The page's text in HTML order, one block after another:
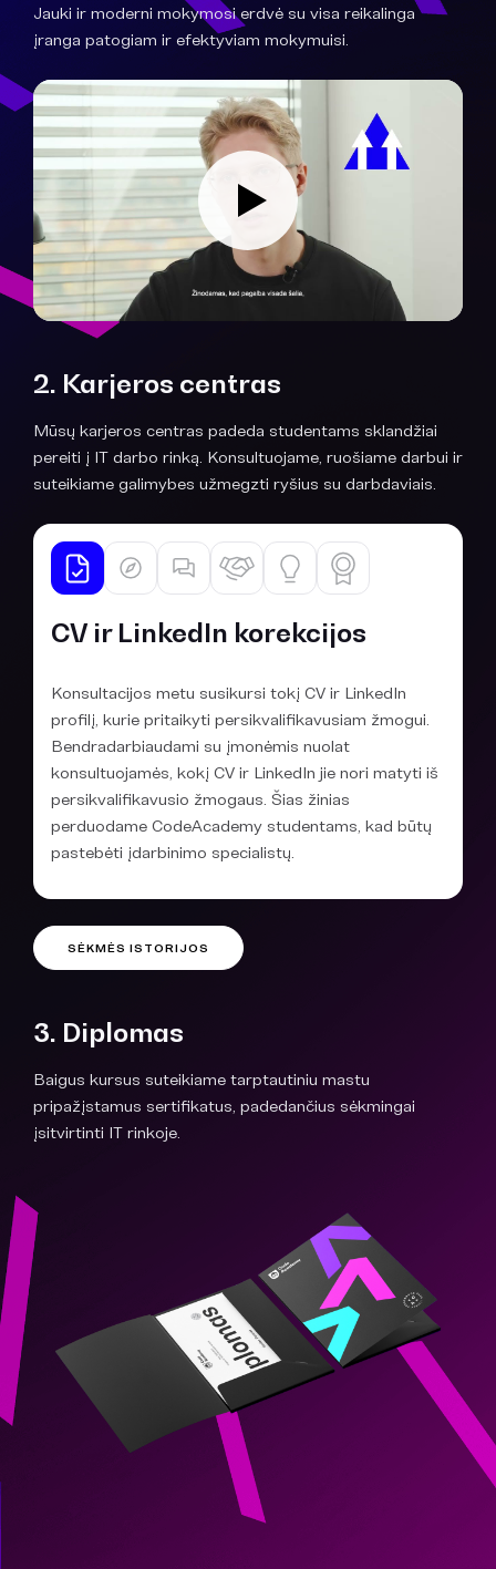
Jauki ir moderni mokymosi erdvė su visa reikalinga
įranga patogiam ir efektyviam mokymuisi.
2. Karjeros centras
Mūsų karjeros centras padeda studentams sklandžiai
pereiti į IT darbo rinką. Konsultuojame, ruošiame darbui ir
suteikiame galimybes užmegzti ryšius su darbdaviais.
CV ir LinkedIn korekcijos
Konsultacijos metu susikursi tokį CV ir LinkedIn
profilį, kurie pritaikyti persikvalifikavusiam žmogui.
Bendradarbiaudami su įmonėmis nuolat
konsultuojamės, kokį CV ir LinkedIn jie nori matyti iš
persikvalifikavusio žmogaus. Šias žinias
perduodame CodeAcademy studentams, kad būtų
pastebėti įdarbinimo specialistų.
SĖKMĖS ISTORIJOS
3. Diplomas
Baigus kursus suteikiame tarptautiniu mastu
pripažįstamus sertifikatus, padedančius sėkmingai
įsitvirtinti IT rinkoje.